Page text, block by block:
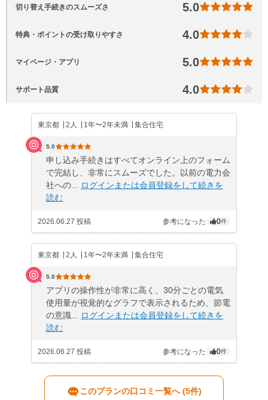
切り替え手続きのスムーズさ 5.0
特典・ポイントの受け取りやすさ 4.0
マイページ・アプリ 5.0
サポート品質 4.0
東京都 2人 1年〜2年未満 集合住宅
5.0
申し込み手続きはすべてオンライン上のフォーム
で完結し、非常にスムーズでした。以前の電力会
社への...
ログインまたは会員登録をして続きを
読む
2026.06.27 投稿 参考になった 0件
東京都 2人 1年〜2年未満 集合住宅
5.0
アプリの操作性が非常に高く、30分ごとの電気
使用量が視覚的なグラフで表示されるため、節電
の意識...
ログインまたは会員登録をして続きを
読む
2026.06.27 投稿 参考になった 0件
このプランの口コミ一覧へ (5件)